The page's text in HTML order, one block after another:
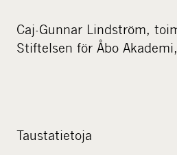
Caj-Gunnar Lindström,
Stiftelsen för Åbo
Taustatietoja